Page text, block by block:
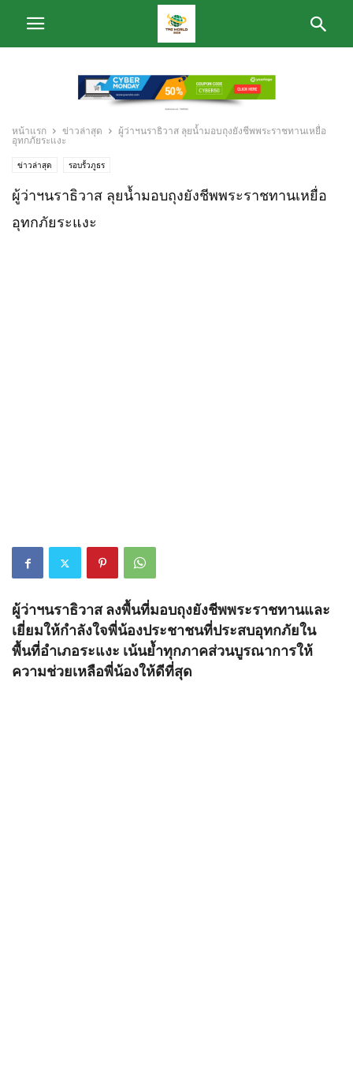
หน้าแรก ข่าวล่าสุด
ผู้ว่าฯนราธิวาส ลุยน้ำมอบถุงยังชีพพระราชทานเหยื่อ
อุทกภัยระแงะ
ข่าวล่าสุด รอบรั้วภูธร
ผู้ว่าฯนราธิวาส ลุยน้ำมอบถุงยังชีพพระราชทานเหยื่อ
อุทกภัยระแงะ
ผู้ว่าฯนราธิวาส ลงพื้นที่มอบถุงยังชีพพระราชทานและ
เยี่ยมให้กำลังใจพี่น้องประชาชนที่ประสบอุทกภัยใน
พื้นที่อำเภอระแงะ เน้นย้ำทุกภาคส่วนบูรณาการให้
ความช่วยเหลือพี่น้องให้ดีที่สุด